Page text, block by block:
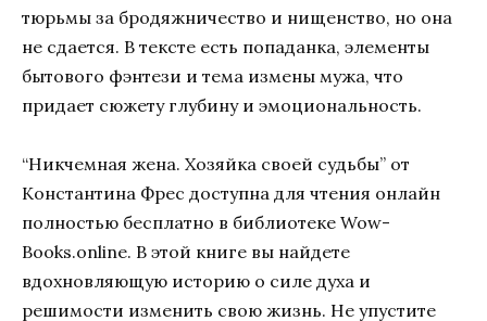
тюрьмы за бродяжничество и нищенство, но она
не сдается. В тексте есть попаданка, элементы
бытового фэнтези и тема измены мужа, что
придает сюжету глубину и эмоциональность.
“Никчемная жена. Хозяйка своей судьбы” от
Константина Фрес доступна для чтения онлайн
полностью бесплатно в библиотеке Wow-
Books.online. В этой книге вы найдете
вдохновляющую историю о силе духа и
решимости изменить свою жизнь. Не упустите